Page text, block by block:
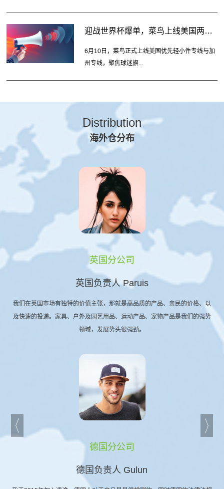
迎战世界杯爆单，菜鸟上线美国两大...
6月10日，菜鸟正式上线美国优先轻小件专线与加
州专线，聚焦球迷旗...
Distribution
海外仓分布
英国分公司
英国负责人 Paruis
我们在英国市场有独特的价值主张，那就是高品质的产品、亲民的价格、以
及快速的投递。家具、户外及园艺用品、运动产品、宠物产品是我们的强势
领域，发展势头很强劲。
德国分公司
德国负责人 Gulun